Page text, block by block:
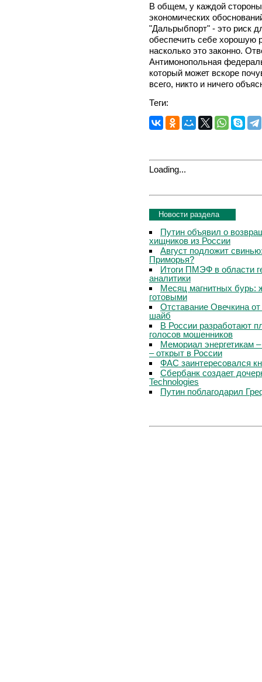
В общем, у каждой
экономических
"Дальрыбпорт" - это риск
обеспечить себе хорошую
насколько это законно.
Антимонопольная
который может вскоре
всего, никто и ничего
Теги:
Loading...
Новости раздела
Путин объявил о
хищников из России
Август подложит
Приморья?
Итоги ПМЭФ в области
аналитики
Месяц магнитных бурь:
готовыми
Отставание Овечкина
шайб
В России разработают
голосов мошенников
Мемориал энергетикам
– открыт в России
ФАС заинтересовался
Сбербанк создает
Technologies
Путин поблагодарил